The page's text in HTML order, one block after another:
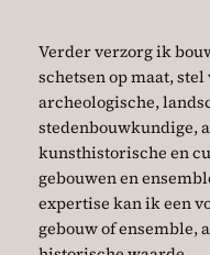
Verder verzorg ik
schetsen op maat,
archeologische,
stedenbouwkundige,
kunsthistorische en
gebouwen en
expertise kan ik een
gebouw of ensemble,